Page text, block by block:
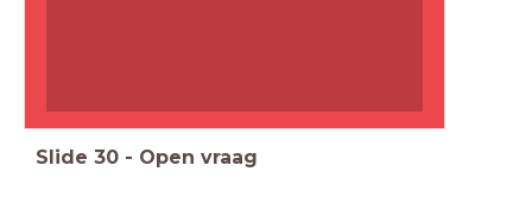
Slide 30 - Open vraag